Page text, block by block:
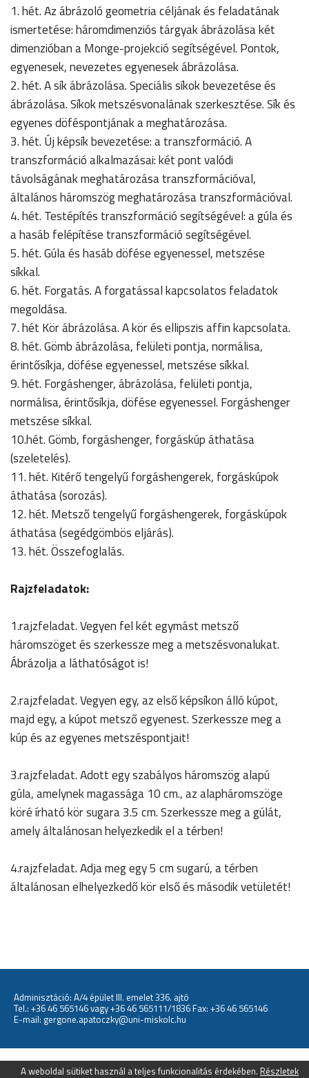
1. hét. Az ábrázoló geometria céljának és feladatának
ismertetése: háromdimenziós tárgyak ábrázolása két
dimenzióban a Monge-projekció segítségével. Pontok,
egyenesek, nevezetes egyenesek ábrázolása.
2. hét. A sík ábrázolása. Speciális síkok bevezetése és
ábrázolása. Síkok metszésvonalának szerkesztése. Sík és
egyenes döféspontjának a meghatározása.
3. hét. Új képsík bevezetése: a transzformáció. A
transzformáció alkalmazásai: két pont valódi
távolságának meghatározása transzformációval,
általános háromszög meghatározása transzformációval.
4. hét. Testépítés transzformáció segítségével: a gúla és
a hasáb felépítése transzformáció segítségével.
5. hét. Gúla és hasáb döfése egyenessel, metszése
síkkal.
6. hét. Forgatás. A forgatással kapcsolatos feladatok
megoldása.
7. hét Kör ábrázolása. A kör és ellipszis affin kapcsolata.
8. hét. Gömb ábrázolása, felületi pontja, normálisa,
érintősíkja, döfése egyenessel, metszése síkkal.
9. hét. Forgáshenger, ábrázolása, felületi pontja,
normálisa, érintősíkja, döfése egyenessel. Forgáshenger
metszése síkkal.
10.hét. Gömb, forgáshenger, forgáskúp áthatása
(szeletelés).
11. hét. Kitérő tengelyű forgáshengerek, forgáskúpok
áthatása (sorozás).
12. hét. Metsző tengelyű forgáshengerek, forgáskúpok
áthatása (segédgömbös eljárás).
13. hét. Összefoglalás.
Rajzfeladatok:
1.rajzfeladat. Vegyen fel két egymást metsző
háromszöget és szerkessze meg a metszésvonalukat.
Ábrázolja a láthatóságot is!
2.rajzfeladat. Vegyen egy, az első képsíkon álló kúpot,
majd egy, a kúpot metsző egyenest. Szerkessze meg a
kúp és az egyenes metszéspontjait!
3.rajzfeladat. Adott egy szabályos háromszög alapú
gúla, amelynek magassága 10 cm., az alapháromszöge
köré írható kör sugara 3.5 cm. Szerkessze meg a gúlát,
amely általánosan helyezkedik el a térben!
4.rajzfeladat. Adja meg egy 5 cm sugarú, a térben
általánosan elhelyezkedő kör első és második vetületét!
Adminisztáció: A/4 épület III. emelet 336. ajtó
Tel.: +36 46 565146vagy+36 46 565111/1836Fax: +36 46 565146
E-mail: gergone.apatoczky@uni-miskolc.hu
A weboldal sütiket használ a teljes funkcionalitás érdekében. Részletek